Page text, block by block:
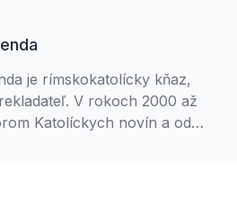
je rímskokatolícky kňaz,
V rokoch 2000 až
Katolíckych novín a od